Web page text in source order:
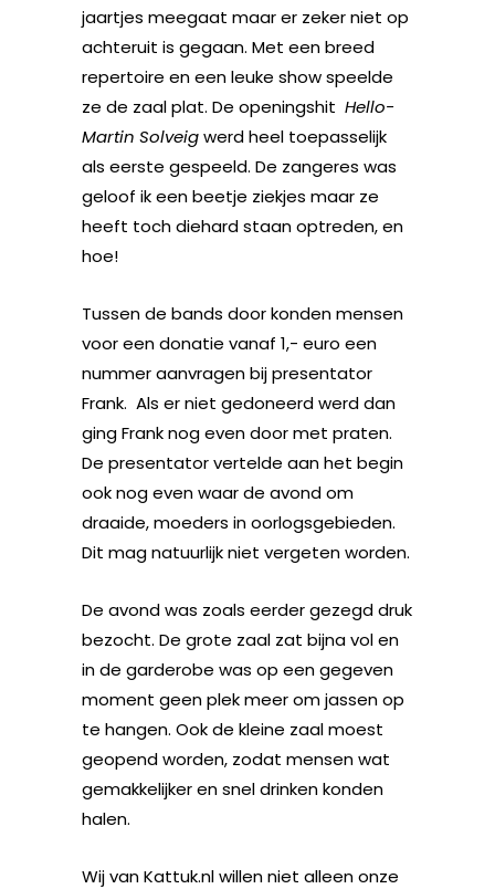
jaartjes meegaat maar er zeker niet op
achteruit is gegaan. Met een breed
repertoire en een leuke show speelde
ze de zaal plat. De openingshit Hello-
Martin Solveigwerd heel toepasselijk
als eerste gespeeld. De zangeres was
geloof ik een beetje ziekjes maar ze
heeft toch diehard staan optreden, en
hoe!
Tussen de bands door konden mensen
voor een donatie vanaf 1,- euro een
nummer aanvragen bij presentator
Frank. Als er niet gedoneerd werd dan
ging Frank nog even door met praten.
De presentator vertelde aan het begin
ook nog even waar de avond om
draaide, moeders in oorlogsgebieden.
Dit mag natuurlijk niet vergeten worden.
De avond was zoals eerder gezegd druk
bezocht. De grote zaal zat bijna vol en
in de garderobe was op een gegeven
moment geen plek meer om jassen op
te hangen. Ook de kleine zaal moest
geopend worden, zodat mensen wat
gemakkelijker en snel drinken konden
halen.
Wij van Kattuk.nl willen niet alleen onze